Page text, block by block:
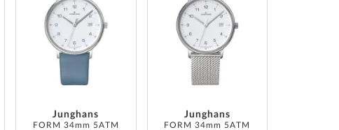
Junghans
FORM 34mm 5ATM
HINZUFÜGEN
Junghans
FORM 34mm 5ATM